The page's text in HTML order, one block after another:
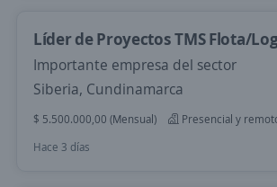
Líder de Proyectos TMS Flota/
Importante empresa del sector
Siberia, Cundinamarca
$ 5.500.000,00 (Mensual)
Presencial y
Hace 3 días